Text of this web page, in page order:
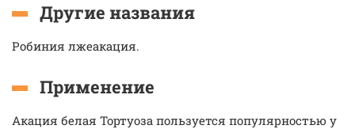
Другие названия
Робиния лжеакация.
Применение
Акация белая Тортуоза пользуется популярностью у